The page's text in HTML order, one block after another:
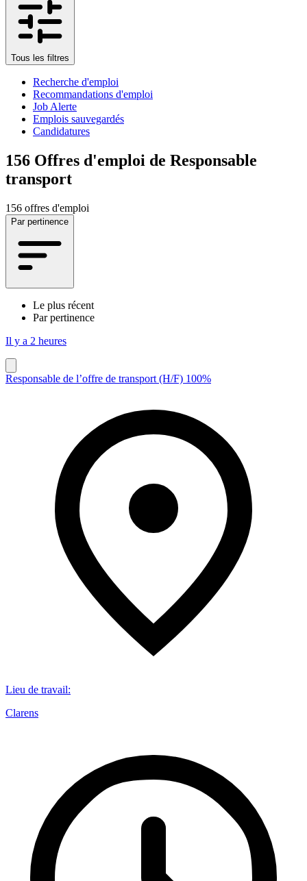
Tous les filtres
Recherche d'emploi
Recommandations d'emploi
Job Alerte
Emplois sauvegardés
Candidatures
156 Offres d'emploi de Responsable
transport
156 offres d'emploi
Par pertinence
Le plus récent
Par pertinence
Il y a 2 heures
Responsable de l’offre de transport (H/F) 100%
Lieu de travail:
Clarens